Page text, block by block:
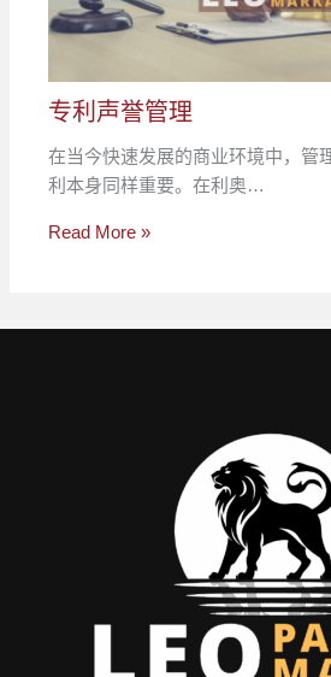
专利声誉管理
在当今快速发展的商业环境中，管
利本身同样重要。在利奥…
Read More »